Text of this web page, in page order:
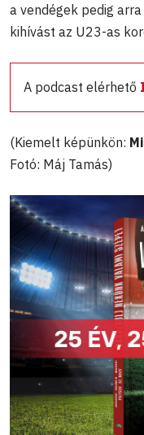
a vendégek pedig
kihívást az U23-as
A podcast elérhető
(Kiemelt képünkön:
Fotó: Máj Tamás)